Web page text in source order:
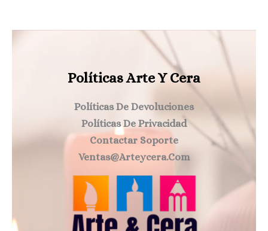
Políticas Arte Y Cera
Políticas De Devoluciones
Políticas De Privacidad
Contactar Soporte
Ventas@arteycera.com